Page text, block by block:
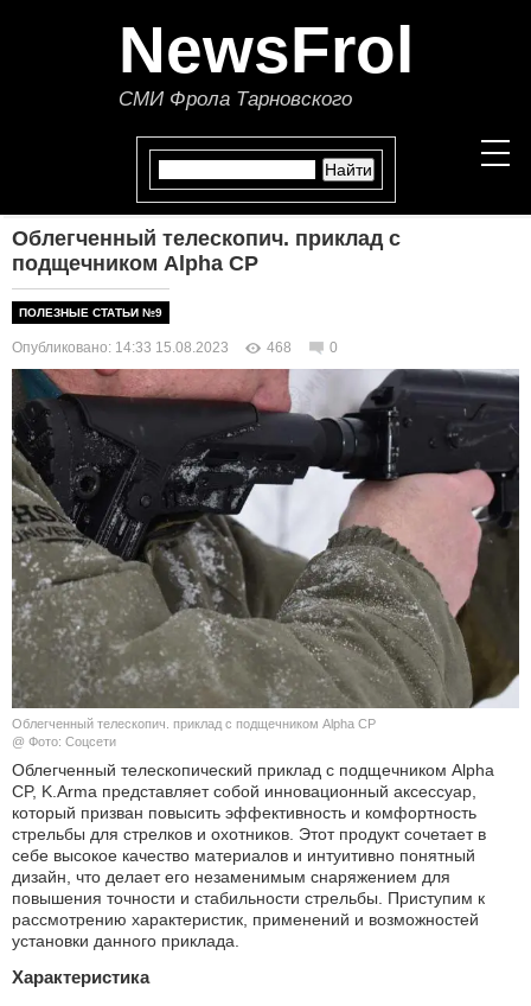
NewsFrol
СМИ Фрола Тарновского
НОВОСТИ
ПОЛИТИКА
ЭКОНОМИКА
В МИРЕ
ОБЩЕСТВО
КУЛЬТУРА
НАУКА
СПОРТ
АВТО И МОТО
ЭГОИЗМ
БЛОГ
Облегченный телескопич. приклад с
подщечником Alpha CP
ПОЛЕЗНЫЕ СТАТЬИ №9
Опубликовано: 14:33 15.08.2023 468 0
Облегченный телескопич. приклад с подщечником Alpha CP
@ Фото: Соцсети
Облегченный телескопический приклад с подщечником Alpha
CP, K.Arma представляет собой инновационный аксессуар,
который призван повысить эффективность и комфортность
стрельбы для стрелков и охотников. Этот продукт сочетает в
себе высокое качество материалов и интуитивно понятный
дизайн, что делает его незаменимым снаряжением для
повышения точности и стабильности стрельбы. Приступим к
рассмотрению характеристик, применений и возможностей
установки данного приклада.
Характеристика